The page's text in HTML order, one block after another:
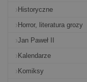
Historyczne
Horror, literatura grozy
Jan Paweł II
Kalendarze
Komiksy